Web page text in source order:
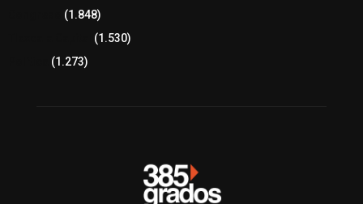
(1.848)
(1.530)
(1.273)